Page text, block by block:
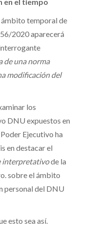
temporal de
2020 aparecerá
de una norma
modificación del
los
DNU expuestos en
Poder Ejecutivo ha
en destacar el
interpretativode la
sobre el ámbito
personal del DNU
esto sea así.